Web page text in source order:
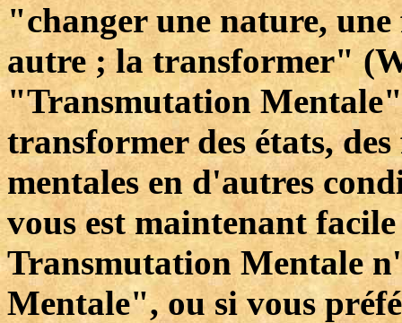
"changer une nature, une
autre ; la transformer"
"Transmutation
transformer des états,
mentales en d'autres
vous est maintenant
Transmutation Mentale
Mentale", ou si vous